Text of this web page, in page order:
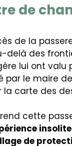
de
de la
delà des
lui ont valu
par le maire
la carte des
cette
insolite
de